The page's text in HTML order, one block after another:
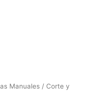
Manuales / Corte y